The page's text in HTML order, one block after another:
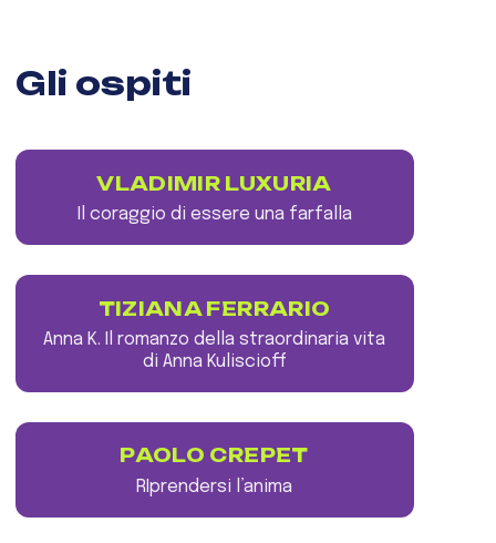
Gli ospiti
VLADIMIR LUXURIA
Il coraggio di essere una farfalla
TIZIANA FERRARIO
Anna K. Il romanzo della straordinaria vita
di Anna Kuliscioff
PAOLO CREPET
RIprendersi l’anima